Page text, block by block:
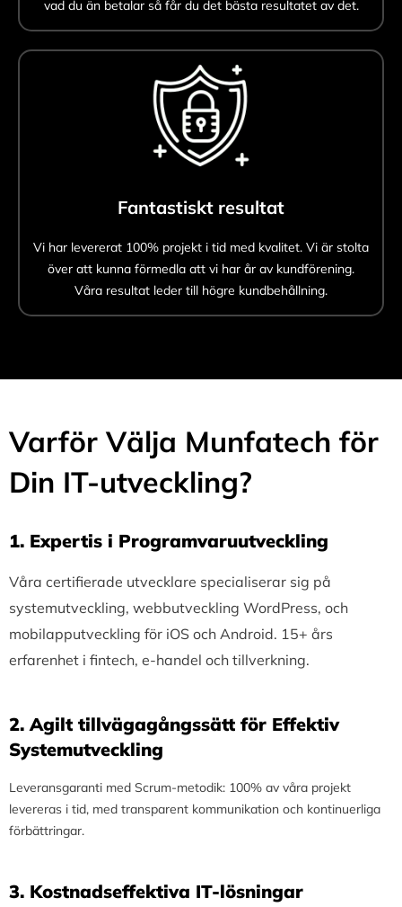
vad du än betalar så får du det bästa resultatet av det.
Fantastiskt resultat
Vi har levererat 100% projekt i tid med kvalitet. Vi är stolta
över att kunna förmedla att vi har år av kundförening.
Våra resultat leder till högre kundbehållning.
Varför Välja Munfatech för
Din IT-utveckling?
1.⁠ ⁠Expertis i Programvaruutveckling
Våra certifierade utvecklare specialiserar sig på
systemutveckling, webbutveckling WordPress, och
mobilapputveckling för iOS och Android. 15+ års
erfarenhet i fintech, e-handel och tillverkning.
2.⁠ ⁠Agilt tillvägagångssätt för Effektiv
Systemutveckling
Leveransgaranti med Scrum-metodik: 100% av våra projekt
levereras i tid, med transparent kommunikation och kontinuerliga
förbättringar.
3.⁠ ⁠Kostnadseffektiva IT-lösningar